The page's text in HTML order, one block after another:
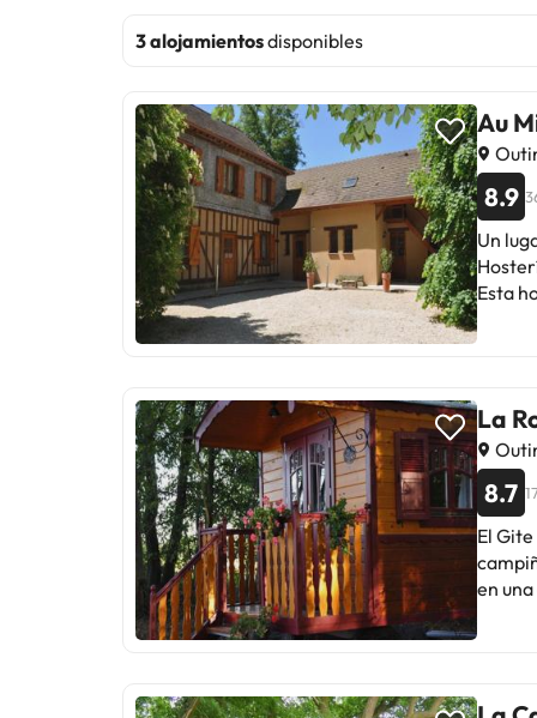
3 alojamientosdisponibles
Au
8.9
Un
Esta
La
8.7
El
en una